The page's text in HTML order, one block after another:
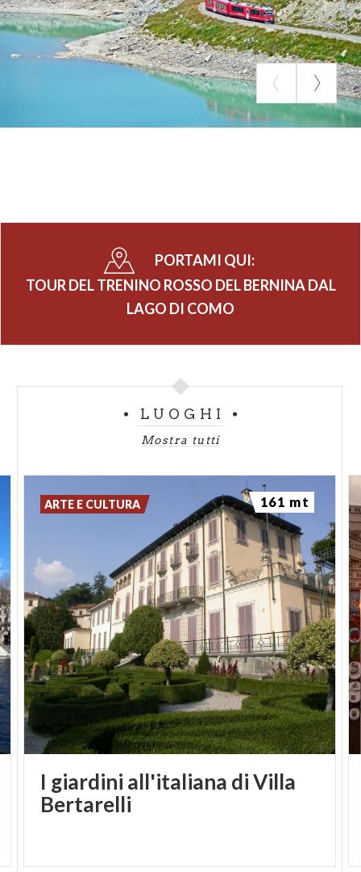
PORTAMI QUI:
TOUR DEL TRENINO ROSSO DEL BERNINA DAL
LAGO DI COMO
LUOGHI
Mostra tutti
I giardini all'italiana di Villa
Bertarelli
ARTE E CULTURA 161 mt